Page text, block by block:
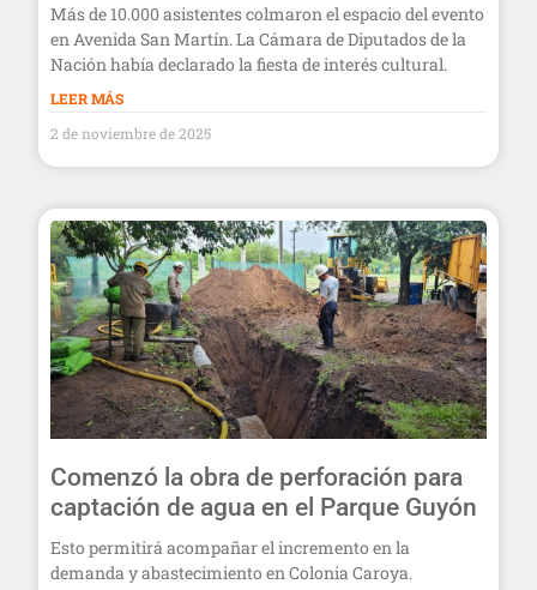
Más de 10.000 asistentes colmaron el espacio del evento
en Avenida San Martín. La Cámara de Diputados de la
Nación había declarado la fiesta de interés cultural.
LEER MÁS
2 de noviembre de 2025
Comenzó la obra de perforación para
captación de agua en el Parque Guyón
Esto permitirá acompañar el incremento en la
demanda y abastecimiento en Colonia Caroya.